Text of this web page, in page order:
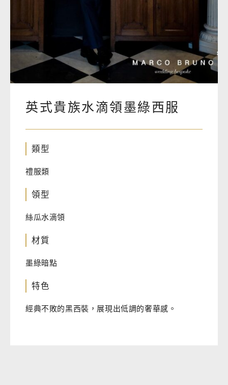
英式貴族水滴領墨綠西服
類型
禮服類
領型
絲瓜水滴領
材質
墨綠暗點
特色
經典不敗的黑西裝，展現出低調的奢華感。